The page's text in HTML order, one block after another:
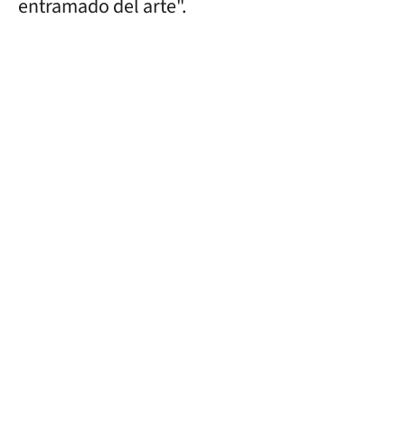
entramado del arte".